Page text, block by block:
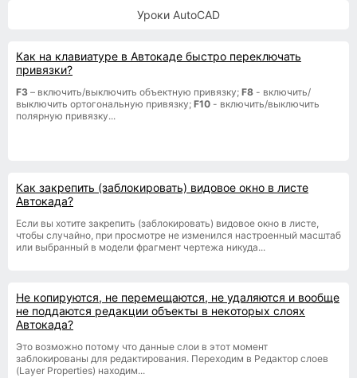
Уроки AutoCAD
Как на клавиатуре в Автокаде быстро переключать
привязки?
F3 – включить/выключить объектную привязку; F8 - включить/
выключить ортогональную привязку; F10 - включить/выключить
полярную привязку...
Как закрепить (заблокировать) видовое окно в листе
Автокада?
Если вы хотите закрепить (заблокировать) видовое окно в листе,
чтобы случайно, при просмотре не изменился настроенный масштаб
или выбранный в модели фрагмент чертежа никуда...
Не копируются, не перемещаются, не удаляются и вообще
не поддаются редакции объекты в некоторых слоях
Автокада?
Это возможно потому что данные слои в этот момент
заблокированы для редактирования. Переходим в Редактор слоев
(Layer Properties) находим...